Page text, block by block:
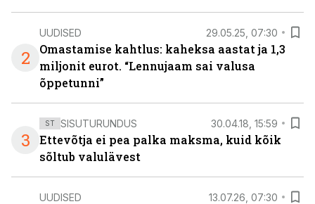
2
UUDISED 29.05.25, 07:30
Omastamise kahtlus: kaheksa aastat ja 1,3
miljonit eurot. “Lennujaam sai valusa
õppetunni”
3
ST SISUTURUNDUS 30.04.18, 15:59
Ettevõtja ei pea palka maksma, kuid kõik
sõltub valulävest
UUDISED 13.07.26, 07:30